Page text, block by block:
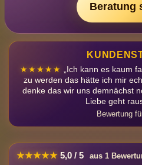
Beratung
★★★★★
„Ich kann es kaum
zu werden das hätte ich mir
denke das wir uns demnächst
Liebe geht
Bewertung
★★★★★ 5,0 / 5 aus 1